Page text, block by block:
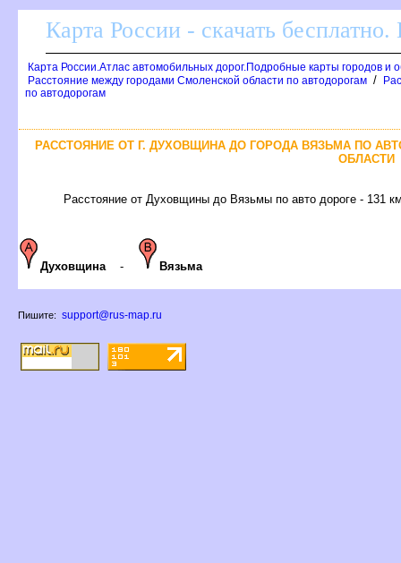
Карта России - скачать
Карта России.Атлас автомобильных дорог.Подробные карты городов и
Расстояние между городами Смоленской области по автодорогам /
по автодорогам
РАССТОЯНИЕ ОТ Г. ДУХОВЩИНА ДО ГОРОДА ВЯЗЬМА ПО
ОБЛАСТИ
Расстояние от Духовщины до Вязьмы по авто дороге - 131
Духовщина - Вязьма
Пишите: support@rus-map.ru